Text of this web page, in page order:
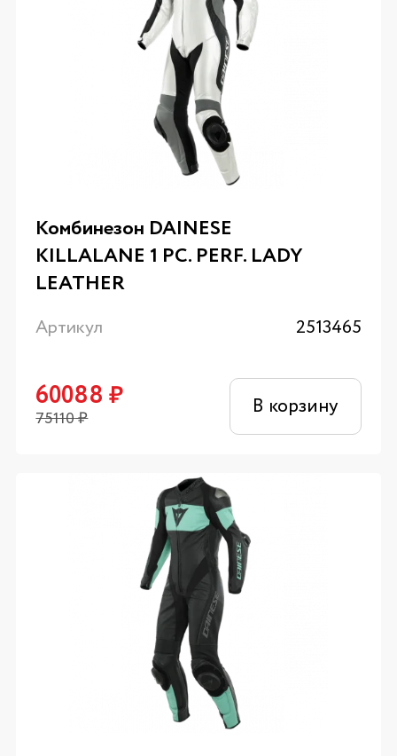
Комбинезон DAINESE
KILLALANE 1 PC. PERF. LADY
LEATHER
Артикул 2513465
60088 ₽
75110₽ В корзину